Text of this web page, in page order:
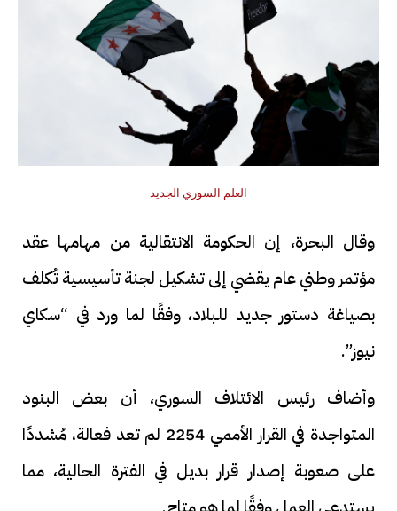
العلم السوري الجديد
وقال البحرة، إن الحكومة الانتقالية من مهامها عقد
مؤتمر وطني عام يقضي إلى تشكيل لجنة تأسيسية تُكلف
بصياغة دستور جديد للبلاد، وفقًا لما ورد في “سكاي
نيوز”.
وأضاف رئيس الائتلاف السوري، أن بعض البنود
المتواجدة في القرار الأممي 2254 لم تعد فعالة، مُشددًا
على صعوبة إصدار قرار بديل في الفترة الحالية، مما